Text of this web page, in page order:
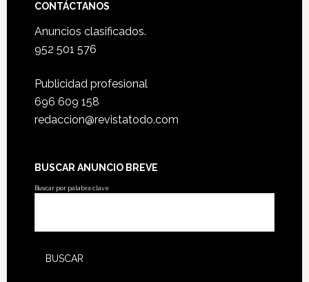
CONTÁCTANOS
Anuncios clasificados.
952 501 576
Publicidad profesional
696 609 158
redaccion@revistatodo.com
BUSCAR ANUNCIO BREVE
Buscar por palabra clave